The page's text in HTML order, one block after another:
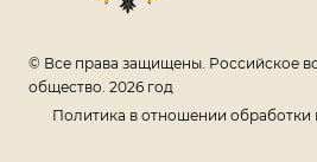
© Все права защищены. Российское
общество. 2026 год
Политика в отношении обработки